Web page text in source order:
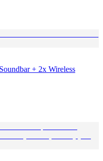
+ 2x Wireless